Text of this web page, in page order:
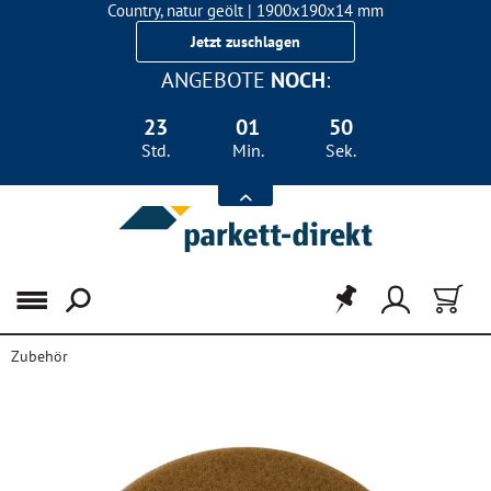
Country, natur geölt | 1900x190x14 mm
Landhausdiele Eiche für nur 29,90 €/m²
Jetzt zuschlagen
ANGEBOTE NOCH:
23
Std.
01
Min.
49
Sek.
Menü
Zubehör